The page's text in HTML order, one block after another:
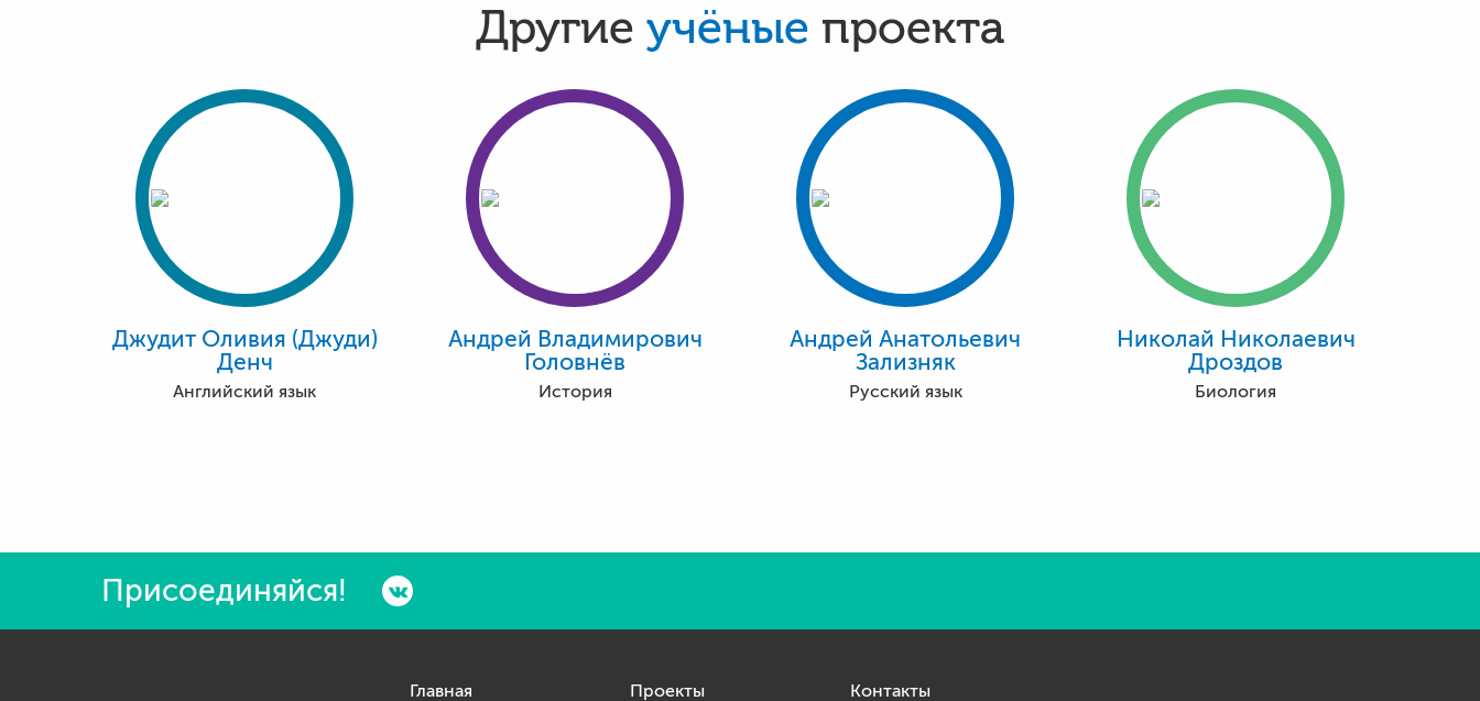
Другие учёные проекта
Джудит Оливия (Джуди)
Денч
Английский язык
Андрей Владимирович
Головнёв
История
Андрей Анатольевич
Зализняк
Русский язык
Николай Николаевич
Дроздов
Биология
Присоединяйся!
Главная Проекты Контакты